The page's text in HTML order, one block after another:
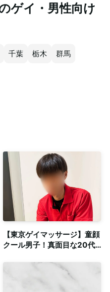
ゲイ・男性向け
千葉 栃木 群馬
【東京ゲイマッサージ】童顔
クール男子！真面目な20代
完備・出張対応可